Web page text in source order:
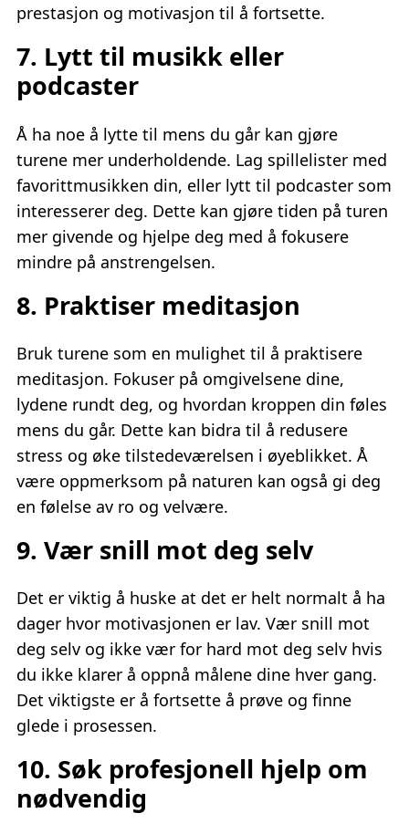
prestasjon og motivasjon til å fortsette.
7. Lytt til musikk eller
podcaster
Å ha noe å lytte til mens du går kan gjøre
turene mer underholdende. Lag spillelister med
favorittmusikken din, eller lytt til podcaster som
interesserer deg. Dette kan gjøre tiden på turen
mer givende og hjelpe deg med å fokusere
mindre på anstrengelsen.
8. Praktiser meditasjon
Bruk turene som en mulighet til å praktisere
meditasjon. Fokuser på omgivelsene dine,
lydene rundt deg, og hvordan kroppen din føles
mens du går. Dette kan bidra til å redusere
stress og øke tilstedeværelsen i øyeblikket. Å
være oppmerksom på naturen kan også gi deg
en følelse av ro og velvære.
9. Vær snill mot deg selv
Det er viktig å huske at det er helt normalt å ha
dager hvor motivasjonen er lav. Vær snill mot
deg selv og ikke vær for hard mot deg selv hvis
du ikke klarer å oppnå målene dine hver gang.
Det viktigste er å fortsette å prøve og finne
glede i prosessen.
10. Søk profesjonell hjelp om
nødvendig